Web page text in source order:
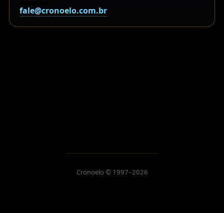
fale@cronoelo.com.br
Cronoelo © 1997–2026